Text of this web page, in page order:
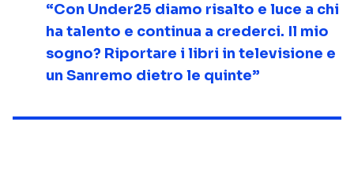
“Con Under25 diamo risalto e luce a chi
ha talento e continua a crederci. Il mio
sogno? Riportare i libri in televisione e
un Sanremo dietro le quinte”